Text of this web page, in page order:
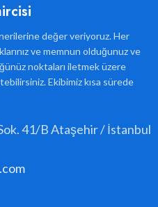
değer veriyoruz. Her
ve memnun olduğunuz ve
noktaları iletmek üzere
Ekibimiz kısa sürede
41/B Ataşehir / İstanbul